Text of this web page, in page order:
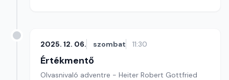
2025. 12. 06. szombat 11:30
Értékmentő
Olvasnivaló adventre - Heiter Robert Gottfried